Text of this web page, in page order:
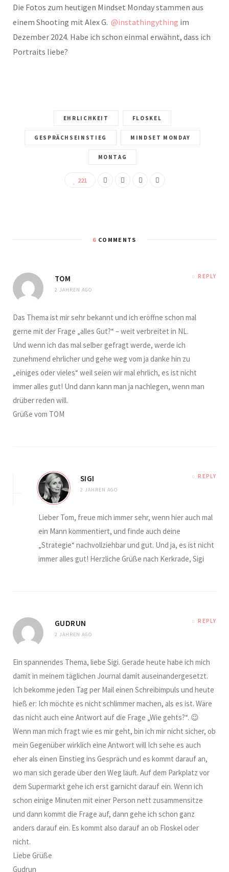
Die Fotos zum heutigen Mindset Monday stammen aus
einem Shooting mit Alex G. @instathingything im
Dezember 2024. Habe ich schon einmal erwähnt, dass ich
Portraits liebe?
EHRLICHKEIT FLOSKEL
GESPRÄCHSEINSTIEG MINDSET MONDAY
MONTAG
221
6 COMMENTS
TOM
2 JAHREN AGO
REPLY
Das Thema ist mir sehr bekannt und ich eröffne schon mal
gerne mit der Frage „alles Gut?“ – weit verbreitet in NL.
Und wenn ich das mal selber gefragt werde, werde ich
zunehmend ehrlicher und gehe weg vom ja danke hin zu
„einiges oder vieles“ weil seien wir mal ehrlich, es ist nicht
immer alles gut! Und dann kann man ja nachlegen, wenn man
drüber reden will.
Grüße vom TOM
SIGI
2 JAHREN AGO
REPLY
Lieber Tom, freue mich immer sehr, wenn hier auch mal
ein Mann kommentiert, und finde auch deine
„Strategie“ nachvollziehbar und gut. Und ja, es ist nicht
immer alles gut! Herzliche Grüße nach Kerkrade, Sigi
GUDRUN
2 JAHREN AGO
REPLY
Ein spannendes Thema, liebe Sigi. Gerade heute habe ich mich
damit in meinem täglichen Journal damit auseinandergesetzt.
Ich bekomme jeden Tag per Mail einen Schreibimpuls und heute
hieß er: Ich möchte es nicht schlimmer machen, als es ist. Wäre
das nicht auch eine Antwort auf die Frage „Wie gehts?“. 😉
Wenn man mich fragt wie es mir geht, bin ich mir nicht sicher, ob
mein Gegenüber wirklich eine Antwort will Ich sehe es auch
eher als einen Einstieg ins Gespräch und es kommt darauf an,
wo man sich gerade über den Weg läuft. Auf dem Parkplatz vor
dem Supermarkt gehe ich erst garnicht darauf ein. Wenn ich
schon einige Minuten mit einer Person nett zusammensitze
und dann kommt die Frage auf, dann gehe ich schon ganz
anders darauf ein. Es kommt also darauf an ob Floskel oder
nicht.
Liebe Grüße
Gudrun